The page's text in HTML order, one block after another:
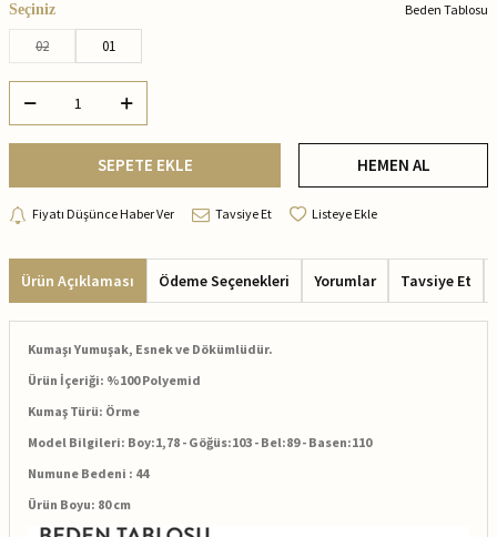
Seçiniz Beden Tablosu
02 01
SEPETE EKLE HEMEN AL
Fiyatı Düşünce Haber Ver Tavsiye Et Listeye Ekle
Ürün Açıklaması Ödeme Seçenekleri Yorumlar Tavsiye Et
Kumaşı Yumuşak, Esnek ve Dökümlüdür.
Ürün İçeriği: %100 Polyemid
Kumaş Türü: Örme
Model Bilgileri: Boy:1,78 - Göğüs:103 - Bel:89 - Basen:110
Numune Bedeni : 44
Ürün Boyu: 80 cm